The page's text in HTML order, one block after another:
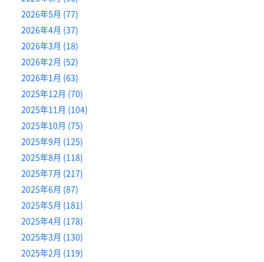
2026年5月 (77)
2026年4月 (37)
2026年3月 (18)
2026年2月 (52)
2026年1月 (63)
2025年12月 (70)
2025年11月 (104)
2025年10月 (75)
2025年9月 (125)
2025年8月 (118)
2025年7月 (217)
2025年6月 (87)
2025年5月 (181)
2025年4月 (178)
2025年3月 (130)
2025年2月 (119)